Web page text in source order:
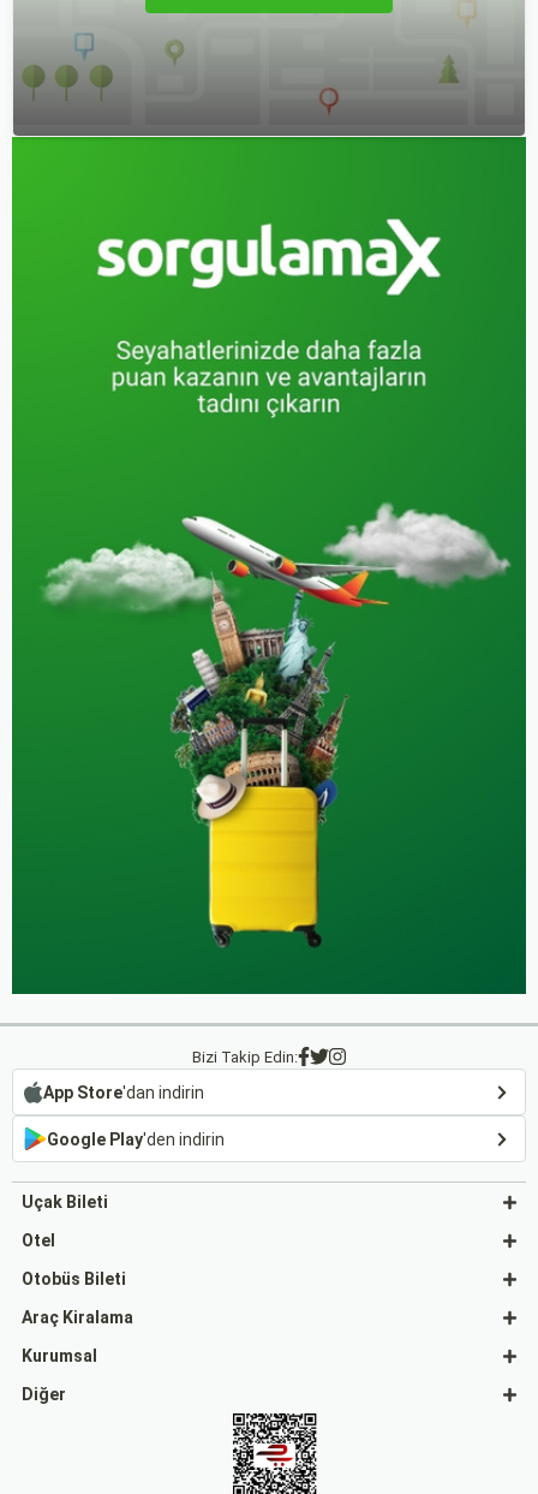
Bizi Takip Edin:
App Store'dan indirin
Google Play'den indirin
Uçak Bileti
Otel
Otobüs Bileti
Araç Kiralama
Kurumsal
Diğer